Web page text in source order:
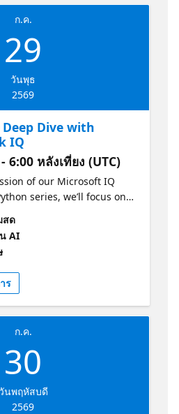
knowledge sources,
IQs, MCP servers, and
from ingested data.
multi-source agentic
in parallel and merges the
of-the-art ranking models.
Framework and
responses in results from
base. All code
and will be available
repository for you to
the stream, join office
Foundry Discord to
ก.ค.
29
วันพุธ
2569
Dive with
IQ
6:00 หลังเที่ยง (UTC)
of our Microsoft IQ
series, we’ll focus on
it brings workplace context
We’ll explore
use Work IQ through
MCP integration, and
We’ll look at two
then show how Work
Copilot and from a
agent. All code
and will be available
repository for you to
the stream, join office
สด
AI
ร
ก.ค.
30
นพฤหัสบดี
2569